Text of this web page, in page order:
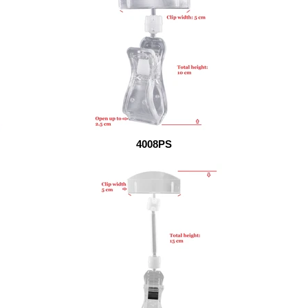
4008PS